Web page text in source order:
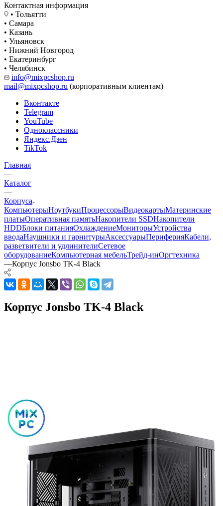
Контактная информация
• Тольятти
• Самара
• Казань
• Ульяновск
• Нижний Новгород
• Екатеринбург
• Челябинск
info@mixpcshop.ru
mail@mixpcshop.ru (корпоративным клиентам)
Вконтакте
Telegram
YouTube
Одноклассники
Яндекс.Дзен
TikTok
Главная
—
Каталог
—
Корпуса
КомпьютерыНоутбукиПроцессорыВидеокартыМатеринские
платыОперативная памятьНакопители SSDНакопители
HDDБлоки питанияОхлаждениеМониторыУстройства
вводаНаушники и гарнитурыАксессуарыПериферияКабели,
разветвители и удлинителиСетевое
оборудованиеКомпьютерная мебельТрейд-инОргтехника
—Корпус Jonsbo TK-4 Black
Корпус Jonsbo TK-4 Black